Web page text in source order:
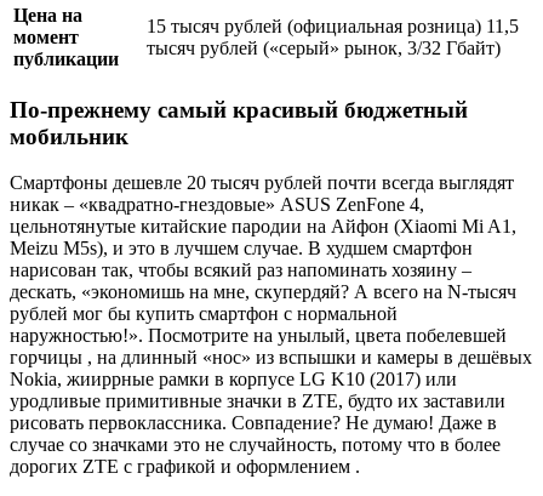
Цена на
момент
публикации
15 тысяч рублей (официальная розница) 11,5
тысяч рублей («серый» рынок, 3/32 Гбайт)
По-прежнему самый красивый бюджетный
мобильник
Смартфоны дешевле 20 тысяч рублей почти всегда выглядят
никак – «квадратно-гнездовые» ASUS ZenFone 4,
цельнотянутые китайские пародии на Айфон (Xiaomi Mi A1,
Meizu M5s), и это в лучшем случае. В худшем смартфон
нарисован так, чтобы всякий раз напоминать хозяину –
дескать, «экономишь на мне, скупердяй? А всего на N-тысяч
рублей мог бы купить смартфон с нормальной
наружностью!». Посмотрите на унылый, цвета побелевшей
горчицы , на длинный «нос» из вспышки и камеры в дешёвых
Nokia, жииррные рамки в корпусе LG K10 (2017) или
уродливые примитивные значки в ZTE, будто их заставили
рисовать первоклассника. Совпадение? Не думаю! Даже в
случае со значками это не случайность, потому что в более
дорогих ZTE с графикой и оформлением .